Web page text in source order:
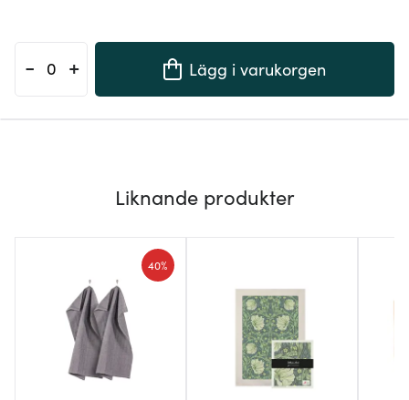
- + Lägg i varukorgen
Liknande produkter
40%